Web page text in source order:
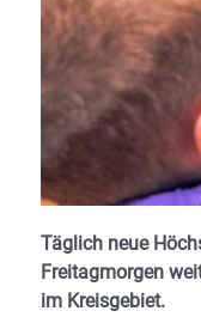
Täglich neue
Freitagmorgen
im Kreisgebiet.